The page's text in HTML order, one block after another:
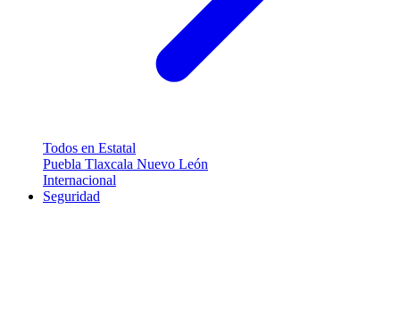
Todos en Estatal
Puebla Tlaxcala Nuevo León
Internacional
Seguridad